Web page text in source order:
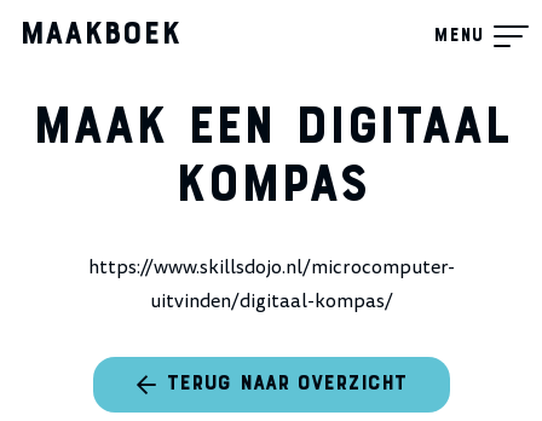
Maakboek Menu
Maak een digitaal
kompas
https://www.skillsdojo.nl/microcomputer-
uitvinden/digitaal-kompas/
TERUG NAAR OVERZICHT